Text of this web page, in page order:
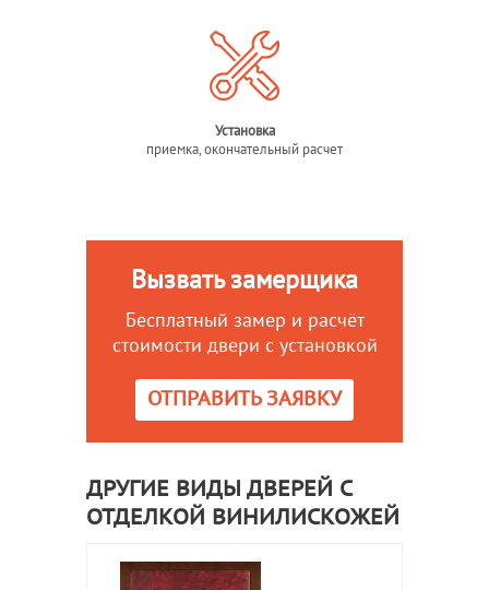
Установка
приемка, окончательный расчет
Вызвать замерщика
Бесплатный замер и расчёт
стоимости двери с установкой
ОТПРАВИТЬ ЗАЯВКУ
ДРУГИЕ ВИДЫ ДВЕРЕЙ С
ОТДЕЛКОЙ ВИНИЛИСКОЖЕЙ